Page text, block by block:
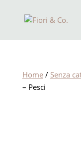
Home/ Senza
– Pesci